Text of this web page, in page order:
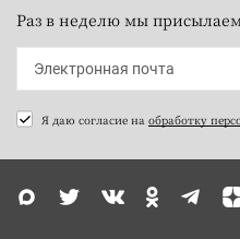
Раз в неделю мы
Я даю согласие на обработку